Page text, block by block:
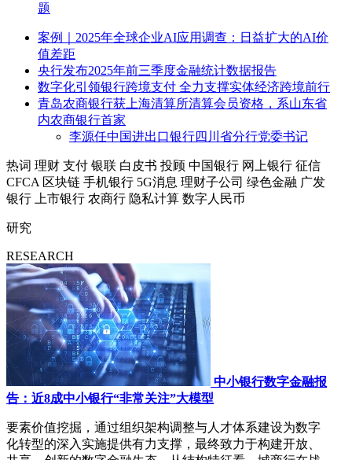
题
案例｜2025年全球企业AI应用调查：日益扩大的AI价
值差距
央行发布2025年前三季度金融统计数据报告
数字化引领银行跨境支付 全力支撑实体经济跨境前行
青岛农商银行获上海清算所清算会员资格，系山东省
内农商银行首家
李源任中国进出口银行四川省分行党委书记
热词 理财 支付 银联 白皮书 投顾 中国银行 网上银行 征信
CFCA 区块链 手机银行 5G消息 理财子公司 绿色金融 广发
银行
上市银行 农商行 隐私计算 数字人民币
研究
RESEARCH
中小银行数字金融报
告：近8成中小银行“非常关注”大模型
要素价值挖掘，通过组织架构调整与人才体系建设为数字
化转型的深入实施提供有力支撑，最终致力于构建开放、